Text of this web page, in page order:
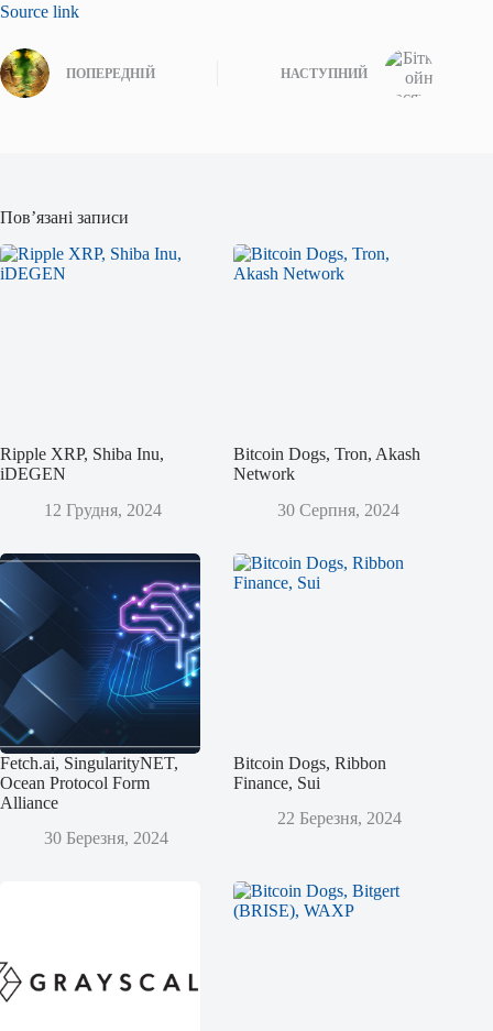
Source link
ПОПЕРЕДНІЙ НАСТУПНИЙ
Пов’язані записи
Ripple XRP, Shiba Inu,
iDEGEN
12 Грудня, 2024
Bitcoin Dogs, Tron, Akash
Network
30 Серпня, 2024
Fetch.ai, SingularityNET,
Ocean Protocol Form
Alliance
30 Березня, 2024
Bitcoin Dogs, Ribbon
Finance, Sui
22 Березня, 2024